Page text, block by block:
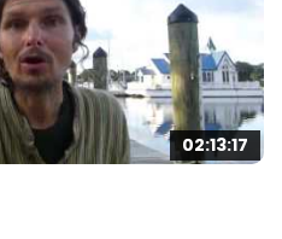
02:13:17